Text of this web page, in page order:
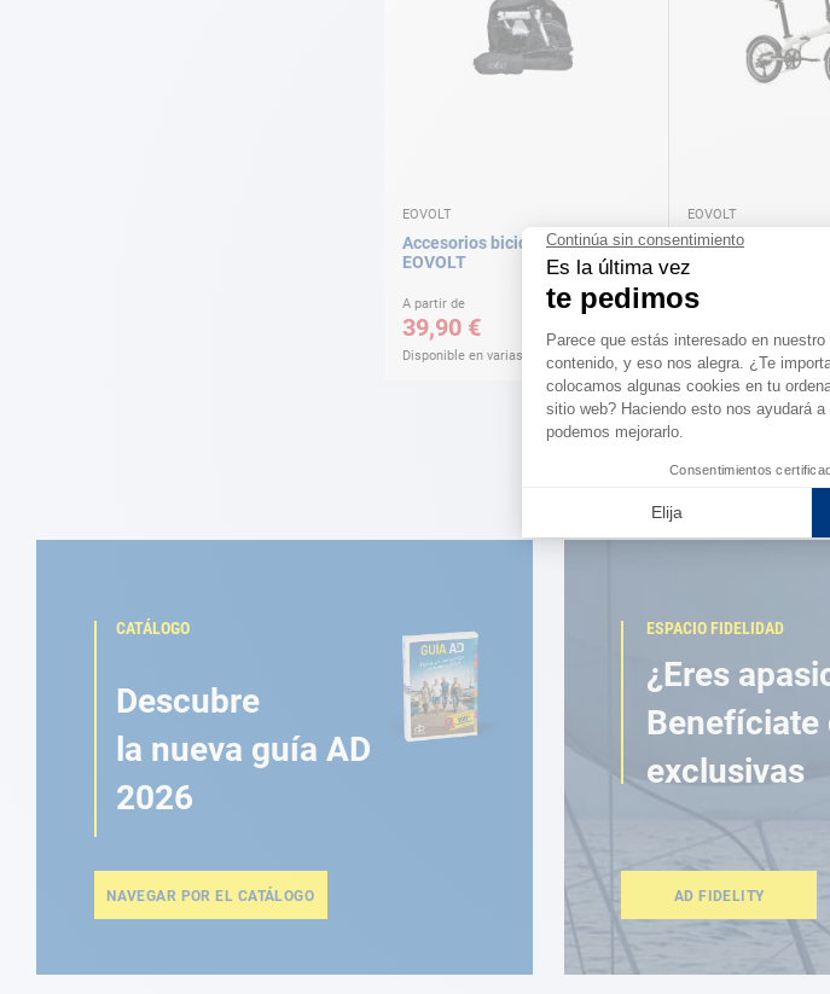
EOVOLT
Accesorios bicicletas eléctricas
EOVOLT
A partir de
39,90 €
Disponible en varias versiones
EOVOLT
Bicicletas
EOVOLT
A partir de
2.199,00 €
Disponible en varias
CATÁLOGO
Descubre
la nueva guía AD
2026
NAVEGAR POR EL CATÁLOGO
ESPACIO FIDELIDAD
¿Eres
Benefíciate
exclusivas
AD FIDELITY